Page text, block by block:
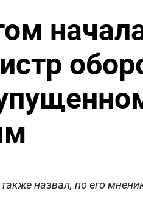
назвал, по его